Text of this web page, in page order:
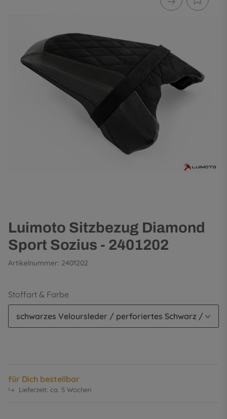
Luimoto Sitzbezug Diamond
Sport Sozius - 2401202
Artikelnummer: 2401202
Stoffart & Farbe
schwarzes Veloursleder / perforiertes Schwarz / CF
für Dich bestellbar
Lieferzeit: ca. 5 Wochen